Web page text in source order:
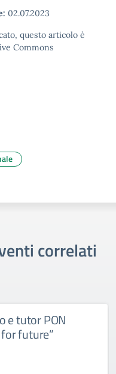
02.07.2023
questo articolo è
Commons
correlati
e tutor PON
for future”